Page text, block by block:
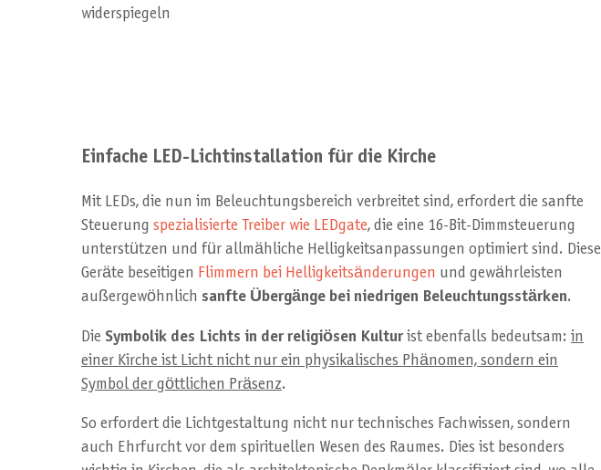
widerspiegeln
Einfache LED-Lichtinstallation für die Kirche
Mit LEDs, die nun im Beleuchtungsbereich verbreitet sind, erfordert die sanfte
Steuerung spezialisierte Treiber wie LEDgate, die eine 16-Bit-Dimmsteuerung
unterstützen und für allmähliche Helligkeitsanpassungen optimiert sind. Diese
Geräte beseitigen Flimmern bei Helligkeitsänderungen und gewährleisten
außergewöhnlich sanfte Übergänge bei niedrigen Beleuchtungsstärken.
Die Symbolik des Lichts in der religiösen Kultur ist ebenfalls bedeutsam: in
einer Kirche ist Licht nicht nur ein physikalisches Phänomen, sondern ein
Symbol der göttlichen Präsenz.
So erfordert die Lichtgestaltung nicht nur technisches Fachwissen, sondern
auch Ehrfurcht vor dem spirituellen Wesen des Raumes. Dies ist besonders